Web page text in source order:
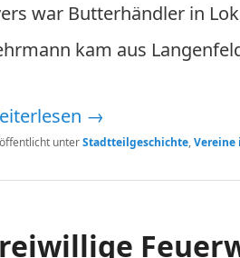
war Butterhändler in
kam aus
→
unterStadtteilgeschichte,Vereine